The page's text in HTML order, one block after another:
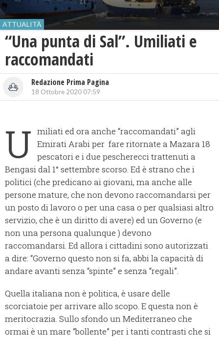
ATTUALITÀ
“Una punta di Sal”. Umiliati e
raccomandati
Redazione Prima Pagina
18 Ottobre 2020 07:59
U miliati ed ora anche “raccomandati” agli
Emirati Arabi per fare ritornate a Mazara 18
pescatori e i due pescherecci trattenuti a
Bengasi dal 1° settembre scorso. Ed è strano che i
politici (che predicano ai giovani, ma anche alle
persone mature, che non devono raccomandarsi per
un posto di lavoro o per una casa o per qualsiasi altro
servizio, che è un diritto di avere) ed un Governo (e
non una persona qualunque ) devono
raccomandarsi. Ed allora i cittadini sono autorizzati
a dire: “Governo questo non si fa, abbi la capacità di
andare avanti senza “spinte” e senza “regali”.
Quella italiana non è politica, è usare delle
scorciatoie per arrivare allo scopo. E questa non è
meritocrazia. Sullo sfondo un Mediterraneo che
ormai è un mare “bollente” per i tanti contrasti che si